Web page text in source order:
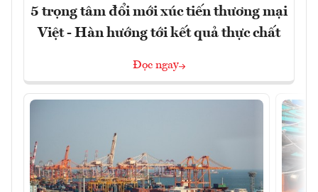
5 trọng tâm đổi mới xúc tiến thương mại
Việt - Hàn hướng tới kết quả thực chất
Đọc ngay